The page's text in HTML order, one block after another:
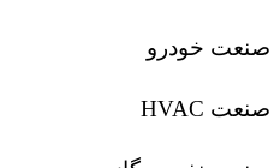
صنعت خودرو
صنعت HVAC